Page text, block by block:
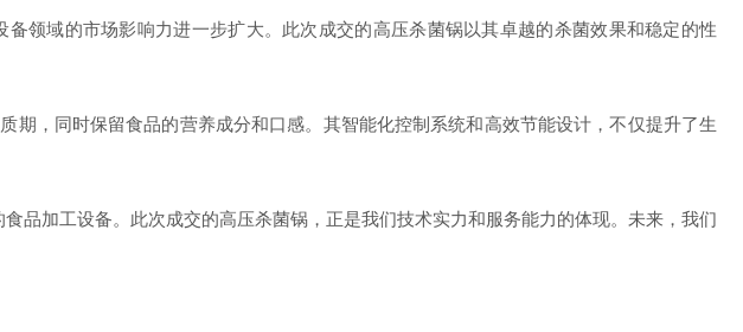
域的市场影响力进一步扩大。此次成交的高压杀菌锅以其卓越的杀菌效果和稳定的性
，同时保留食品的营养成分和口感。其智能化控制系统和高效节能设计，不仅提升了生
加工设备。此次成交的高压杀菌锅，正是我们技术实力和服务能力的体现。未来，我们